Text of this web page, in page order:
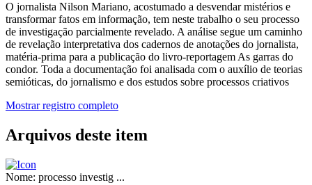
O jornalista Nilson Mariano, acostumado a desvendar mistérios e
transformar fatos em informação, tem neste trabalho o seu processo
de investigação parcialmente revelado. A análise segue um caminho
de revelação interpretativa dos cadernos de anotações do jornalista,
matéria-prima para a publicação do livro-reportagem As garras do
condor. Toda a documentação foi analisada com o auxílio de teorias
semióticas, do jornalismo e dos estudos sobre processos criativos
Mostrar registro completo
Arquivos deste item
Nome: processo investig ...